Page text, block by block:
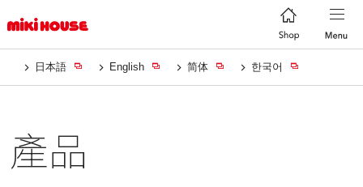
日本語 English 简体 한국어
產品